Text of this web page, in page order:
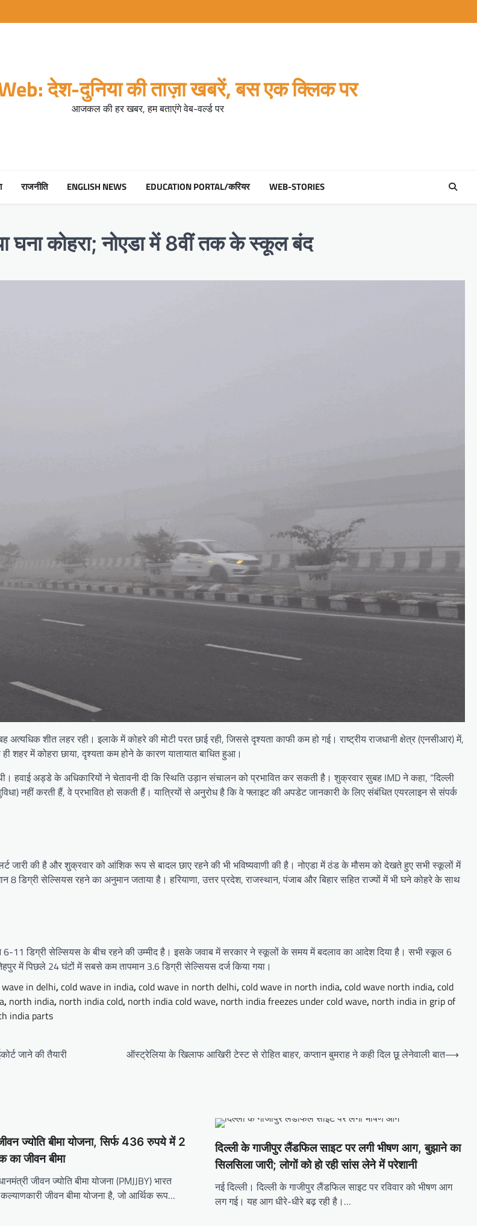
देश-दुनिया की ताज़ा खबरें, बस एक क्लिक पर
आजकल की हर खबर, हम बताएंगे वेब-वर्ल्ड पर
राजनीति ENGLISH NEWS EDUCATION PORTAL/करियर WEB-STORIES
घना कोहरा; नोएडा में 8वीं तक के स्कूल बंद
शीत लहर रही। इलाके में कोहरे की मोटी परत छाई रही, जिससे दृश्यता काफी कम हो गई। राष्ट्रीय राजधानी क्षेत्र (एनसीआर) में,
शहर में कोहरा छाया, दृश्यता कम होने के कारण यातायात बाधित हुआ।
हवाई अड्डे के अधिकारियों ने चेतावनी दी कि स्थिति उड़ान संचालन को प्रभावित कर सकती है। शुक्रवार सुबह IMD ने कहा, “दिल्ली
नहीं करती हैं, वे प्रभावित हो सकती हैं। यात्रियों से अनुरोध है कि वे फ्लाइट की अपडेट जानकारी के लिए संबंधित एयरलाइन से संपर्क
जारी की है और शुक्रवार को आंशिक रूप से बादल छाए रहने की भी भविष्यवाणी की है। नोएडा में ठंड के मौसम को देखते हुए सभी स्कूलों में
डिग्री सेल्सियस रहने का अनुमान जताया है। हरियाणा, उत्तर प्रदेश, राजस्थान, पंजाब और बिहार सहित राज्यों में भी घने कोहरे के साथ
6-11 डिग्री सेल्सियस के बीच रहने की उम्मीद है। इसके जवाब में सरकार ने स्कूलों के समय में बदलाव का आदेश दिया है। सभी स्कूल 6
पिछले 24 घंटों में सबसे कम तापमान 3.6 डिग्री सेल्सियस दर्ज किया गया।
in delhi,cold wave in india,cold wave in north delhi,cold wave in north india,cold wave north india,cold
, north india, north india cold, north india cold wave, north india freezes under cold wave, north india in grip of
india parts
जाने की तैयारी ऑस्ट्रेलिया के खिलाफ आखिरी टेस्ट से रोहित बाहर, कप्तान बुमराह ने कही दिल छू लेनेवाली बात⟶
ज्योति बीमा योजना, सिर्फ 436 रुपये में 2
जीवन बीमा
जीवन ज्योति बीमा योजना (PMJJBY) भारत
जीवन बीमा योजना है, जो आर्थिक रूप…
दिल्ली के गाजीपुर लैंडफिल साइट पर लगी भीषण आग, बुझाने का
सिलसिला जारी; लोगों को हो रही सांस लेने में परेशानी
नई दिल्ली। दिल्ली के गाजीपुर लैंडफिल साइट पर रविवार को भीषण आग
लग गई। यह आग धीरे-धीरे बढ़ रही है।…